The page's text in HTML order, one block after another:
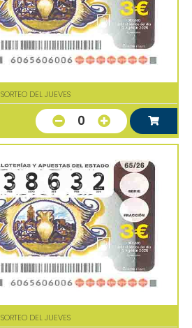
SORTEO DEL JUEVES
0
SORTEO DEL JUEVES